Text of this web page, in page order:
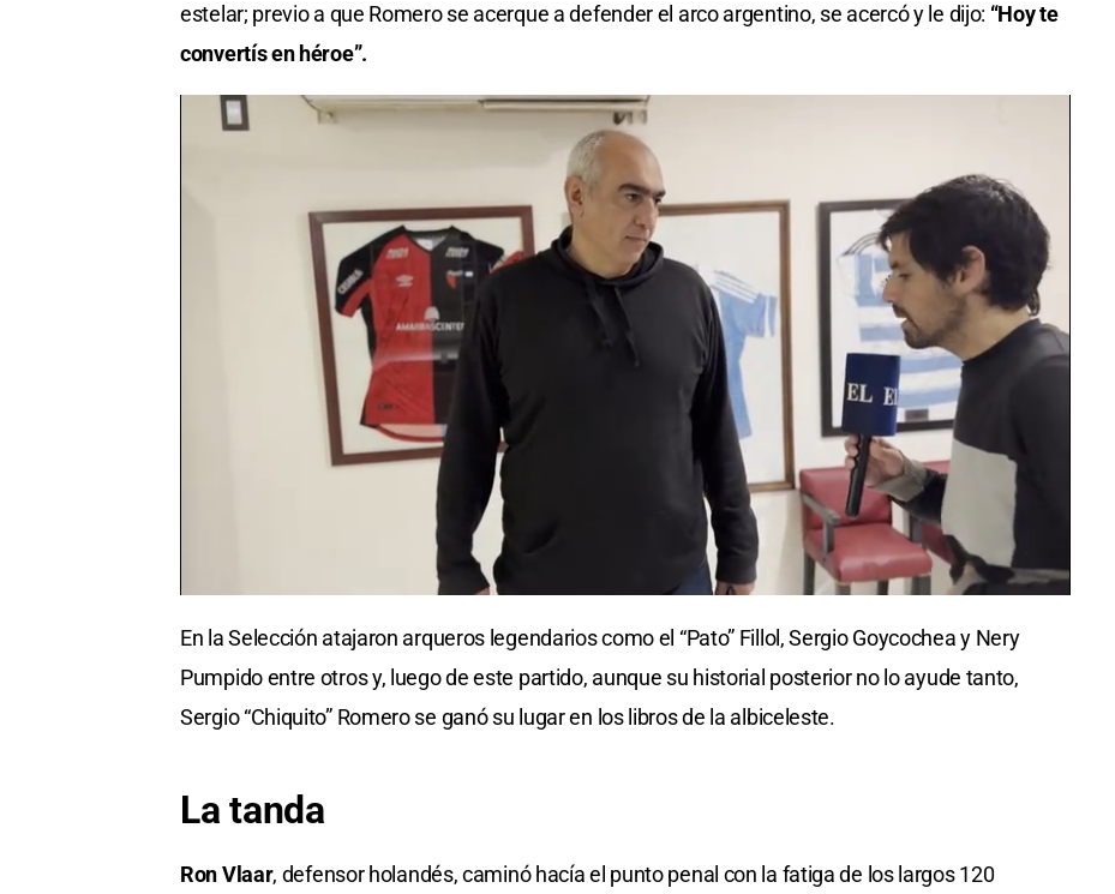
estelar; previo a que Romero se acerque a defender el arco argentino, se acercó y le dijo: “Hoy te
convertís en héroe”.
En la Selección atajaron arqueros legendarios como el “Pato” Fillol, Sergio Goycochea y Nery
Pumpido entre otros y, luego de este partido, aunque su historial posterior no lo ayude tanto,
Sergio “Chiquito” Romero se ganó su lugar en los libros de la albiceleste.
La tanda
Ron Vlaar, defensor holandés, caminó hacía el punto penal con la fatiga de los largos 120